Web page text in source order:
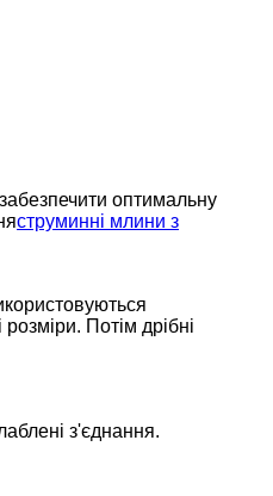
оптимальну
струминні млини з
Потім дрібні
з'єднання.